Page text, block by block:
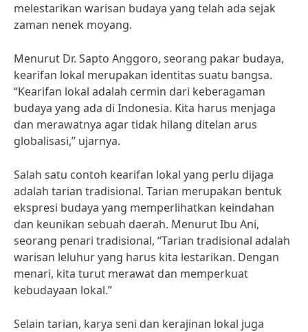
melestarikan warisan budaya yang telah ada sejak
zaman nenek moyang.
Menurut Dr. Sapto Anggoro, seorang pakar budaya,
kearifan lokal merupakan identitas suatu bangsa.
“Kearifan lokal adalah cermin dari keberagaman
budaya yang ada di Indonesia. Kita harus menjaga
dan merawatnya agar tidak hilang ditelan arus
globalisasi,” ujarnya.
Salah satu contoh kearifan lokal yang perlu dijaga
adalah tarian tradisional. Tarian merupakan bentuk
ekspresi budaya yang memperlihatkan keindahan
dan keunikan sebuah daerah. Menurut Ibu Ani,
seorang penari tradisional, “Tarian tradisional adalah
warisan leluhur yang harus kita lestarikan. Dengan
menari, kita turut merawat dan memperkuat
kebudayaan lokal.”
Selain tarian, karya seni dan kerajinan lokal juga